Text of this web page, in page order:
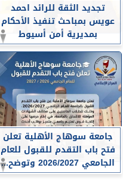
تجديد الثقة للرائد احمد
عويس بمباحث تنفيذ الأحكام
بمديرية أمن أسيوط
جامعة سوهاج الأهلية تعلن
فتح باب التقدم للقبول للعام
الجامعي 2026/2027 وتوضح...